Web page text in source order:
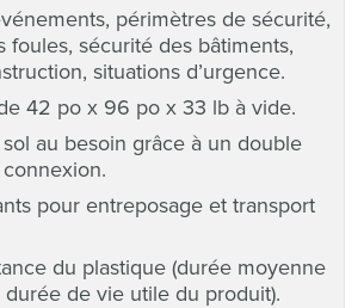
périmètres de sécurité,
foules, sécurité des bâtiments,
situations d’urgence.
42 po x 96 po x 33 lb à vide.
au besoin grâce à un double
pour entreposage et transport
du plastique (durée moyenne
durée de vie utile du produit).